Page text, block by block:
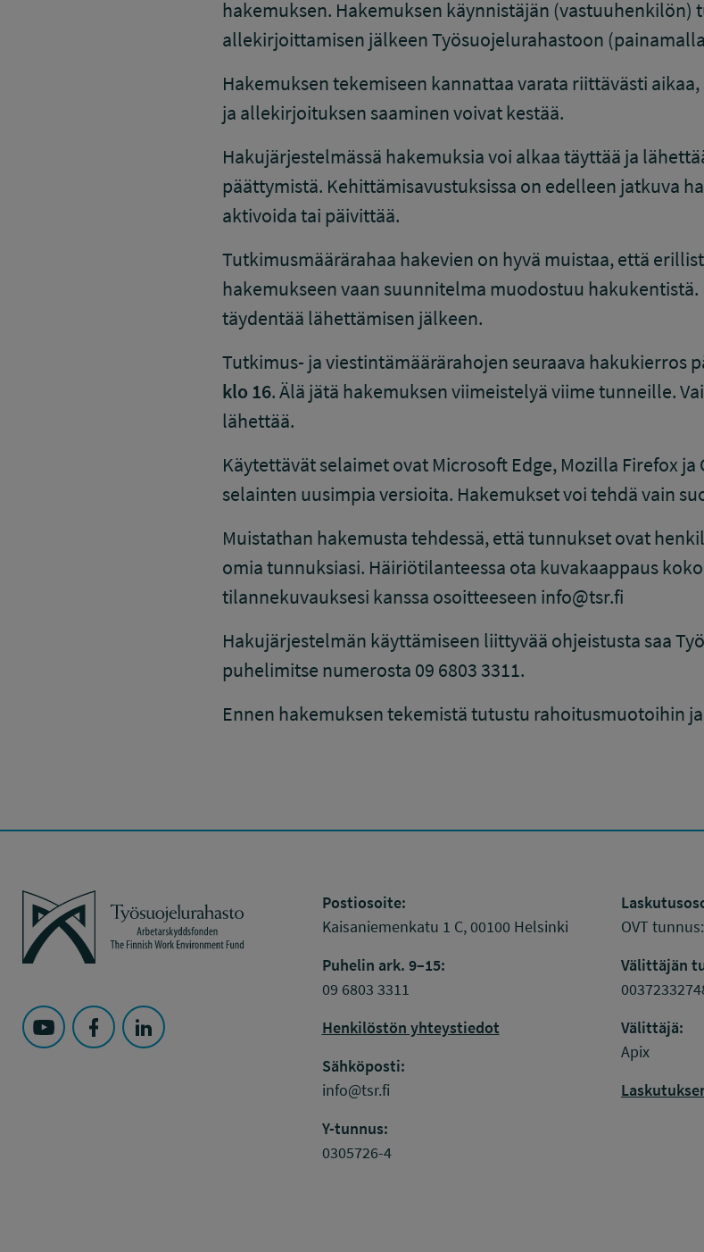
hakemuksen. Hakemuksen käynnistäjän (vastuuhenkilön)
allekirjoittamisen jälkeen Työsuojelurahastoon
Hakemuksen tekemiseen kannattaa varata riittävästi
ja allekirjoituksen saaminen voivat kestää.
Hakujärjestelmässä hakemuksia voi alkaa täyttää ja
päättymistä. Kehittämisavustuksissa on edelleen jatkuva
aktivoida tai päivittää.
Tutkimusmäärärahaa hakevien on hyvä muistaa, että
hakemukseen vaan suunnitelma muodostuu
täydentää lähettämisen jälkeen.
Tutkimus- ja viestintämäärärahojen seuraava hakukierros
klo 16. Älä jätä hakemuksen viimeistelyä viime tunneille.
lähettää.
Käytettävät selaimet ovat Microsoft Edge, Mozilla Firefox
selainten uusimpia versioita. Hakemukset voi tehdä vain
Muistathan hakemusta tehdessä, että tunnukset ovat
omia tunnuksiasi. Häiriötilanteessa ota kuvakaappaus
tilannekuvauksesi kanssa osoitteeseen info@tsr.fi
Hakujärjestelmän käyttämiseen liittyvää ohjeistusta saa
puhelimitse numerosta 09 6803 3311.
Ennen hakemuksen tekemistä tutustu rahoitusmuotoihin
Työsuojelurahasto
Seuraa Työsuojelurahasto kohteessa: YouTube
Seuraa Työsuojelurahasto kohteessa: Facebook
Seuraa Työsuojelurahasto kohteessa: LinkedIn
Postiosoite:
Kaisaniemenkatu 1 C, 00100 Helsinki
Puhelin ark. 9–15:
09 6803 3311
Henkilöstön yhteystiedot
Sähköposti:
info@tsr.fi
Y-tunnus:
0305726-4
OVT
Välittäjän
Välittäjä:
Apix